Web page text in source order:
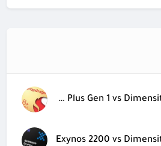
Snapdragon 8 Plus Gen 1 vs Dimensity 9000 Plus
Exynos 2200 vs